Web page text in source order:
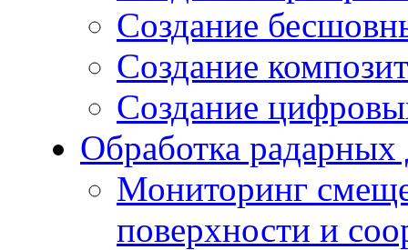
Создание
Создание
Создание
Обработка
Мониторинг
поверхности и